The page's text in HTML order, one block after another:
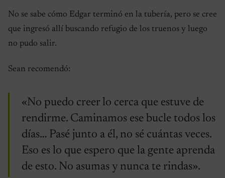
No se sabe cómo Edgar terminó en la tubería, pero se cree
que ingresó allí buscando refugio de los truenos y luego
no pudo salir.
Sean recomendó:
«No puedo creer lo cerca que estuve de
rendirme. Caminamos ese bucle todos los
días… Pasé junto a él, no sé cuántas veces.
Eso es lo que espero que la gente aprenda
de esto. No asumas y nunca te rindas».